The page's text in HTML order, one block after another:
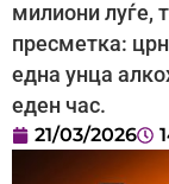
милиони луѓе,
пресметка:
една унца
еден час.
21/03/2026